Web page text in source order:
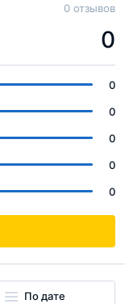
По дате
0 отзывов
0
0
0
0
0
0